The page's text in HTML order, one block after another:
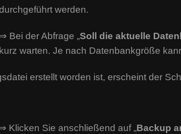
werden.
⇒ Bei der Abfrage „Soll die aktuelle
kurz warten. Je nach Datenbankgröße
erstellt worden ist, erscheint der
Klicken Sie anschließend auf „Backup